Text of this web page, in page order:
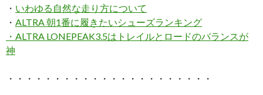
・ いわゆる自然な走り方について
・ ALTRA 朝1番に履きたいシューズランキング
・ ALTRA LONEPEAK3.5はトレイルとロードのバランスが
神
・・・・・・・・・・・・・・・・・・・・・・